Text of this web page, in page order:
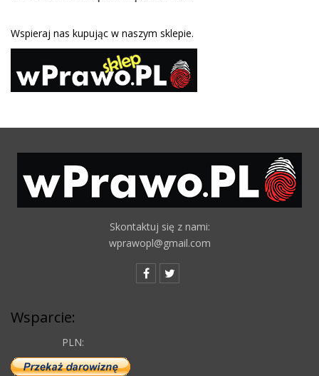
Wspieraj nas kupując w naszym sklepie.
Skontaktuj się z nami:
wprawopl@gmail.com
Wsparcie:
PLN: